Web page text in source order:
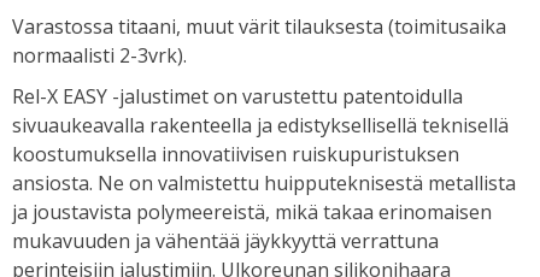
Varastossa titaani, muut värit tilauksesta (toimitusaika
normaalisti 2-3vrk).
Rel-X EASY -jalustimet on varustettu patentoidulla
sivuaukeavalla rakenteella ja edistyksellisellä teknisellä
koostumuksella innovatiivisen ruiskupuristuksen
ansiosta. Ne on valmistettu huipputeknisestä metallista
ja joustavista polymeereistä, mikä takaa erinomaisen
mukavuuden ja vähentää jäykkyyttä verrattuna
perinteisiin jalustimiin. Ulkoreunan silikonihaara